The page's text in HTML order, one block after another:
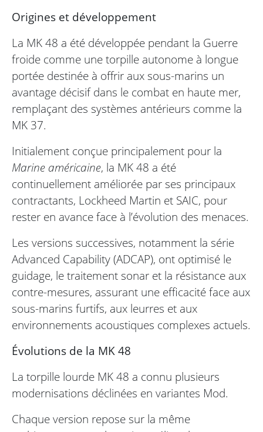
Origines et développement
La MK 48 a été développée pendant la Guerre
froide comme une torpille autonome à longue
portée destinée à offrir aux sous-marins un
avantage décisif dans le combat en haute mer,
remplaçant des systèmes antérieurs comme la
MK 37.
Initialement conçue principalement pour la
Marine américaine, la MK 48 a été
continuellement améliorée par ses principaux
contractants, Lockheed Martin et SAIC, pour
rester en avance face à l’évolution des menaces.
Les versions successives, notamment la série
Advanced Capability (ADCAP), ont optimisé le
guidage, le traitement sonar et la résistance aux
contre-mesures, assurant une efficacité face aux
sous-marins furtifs, aux leurres et aux
environnements acoustiques complexes actuels.
Évolutions de la MK 48
La torpille lourde MK 48 a connu plusieurs
modernisations déclinées en variantes Mod.
Chaque version repose sur la même